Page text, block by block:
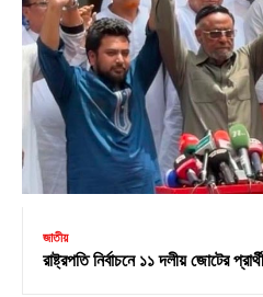
জাতীয়
রাষ্ট্রপতি নির্বাচনে ১১ দলীয় জোটের